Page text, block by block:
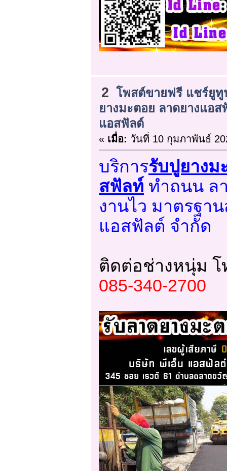
2 โพสต์ขายฟรี แชร์ยูทู
ยางมะตอย ลาดยางแอ
แอสฟัลต์
« เมื่อ: วันที่ 10 กุมภาพันธ์
บริการรับปูยางม
สฟัลท์ ทำถนน ล
งานไว มาตรฐา
แอสฟัลต์ จำกัด
ติดต่อช่างหนุ่ม โ
085-340-2700